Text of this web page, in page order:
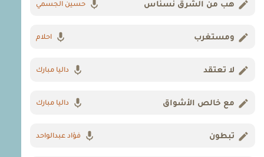
هب من الشرق نسناس حسين الجسمي
ومستغرب احلام
لا تعتقد داليا مبارك
مع خالص الأشواق داليا مبارك
تبطون فؤاد عبدالواحد